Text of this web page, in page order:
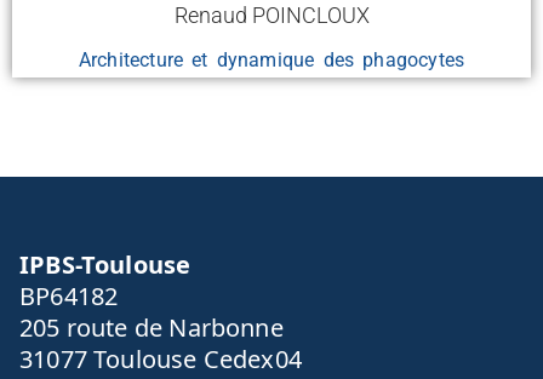
Renaud POINCLOUX
Architecture et dynamique des phagocytes
IPBS-Toulouse
BP64182
205 route de Narbonne
31077 Toulouse Cedex04